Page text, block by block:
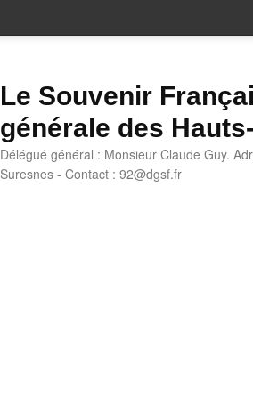
Le Souvenir
générale des
Délégué général : Monsieur Claude Guy.
Suresnes - Contact : 92@dgsf.fr